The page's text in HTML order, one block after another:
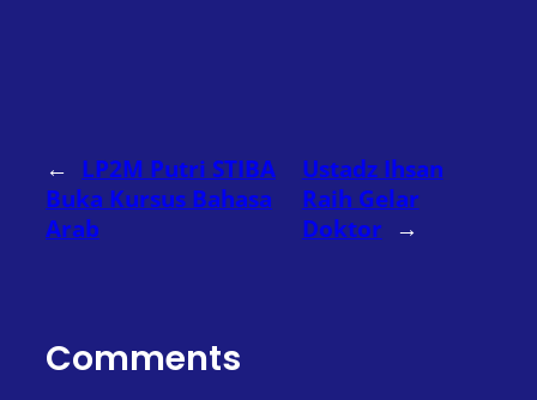
← LP2M Putri STIBA
Buka Kursus Bahasa
Arab
Ustadz Ihsan
Raih Gelar
Doktor →
Comments